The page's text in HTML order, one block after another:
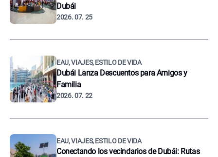
Dubái
2026. 07. 25
EAU, VIAJES, ESTILO DE VIDA
Dubái Lanza Descuentos para Amigos y
Familia
2026. 07. 22
EAU, VIAJES, ESTILO DE VIDA
Conectando los vecindarios de Dubái: Rutas